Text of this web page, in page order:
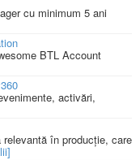
cu minimum 5 ani
BTL Account
activări,
în producție, care